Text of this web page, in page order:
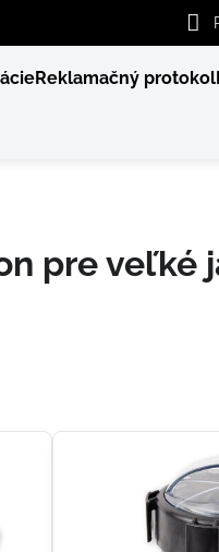
Reklamačný protokol
pre veľké